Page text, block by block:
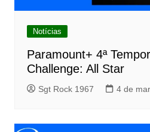
Notícias
Paramount+ 4ª
Challenge: All Star
Sgt Rock 1967 4 de